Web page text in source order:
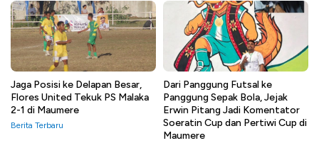
Jaga Posisi ke Delapan Besar,
Flores United Tekuk PS Malaka
2-1 di Maumere
Berita Terbaru
Dari Panggung Futsal ke
Panggung Sepak Bola, Jejak
Erwin Pitang Jadi Komentator
Soeratin Cup dan Pertiwi Cup di
Maumere